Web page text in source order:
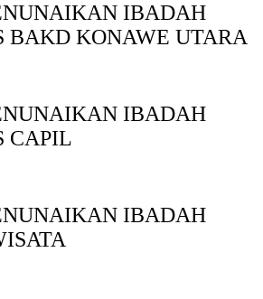
IBADAH
BAKD KONAWE UTARA
IBADAH
CAPIL
IBADAH